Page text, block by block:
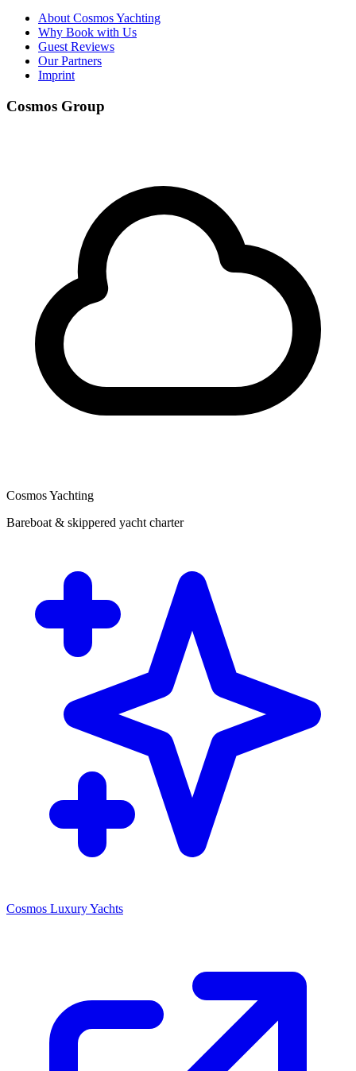
About Cosmos Yachting
Why Book with Us
Guest Reviews
Our Partners
Imprint
Cosmos Group
Cosmos Yachting
Bareboat & skippered yacht charter
Cosmos Luxury Yachts